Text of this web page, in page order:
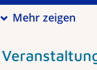
Mehr zeigen